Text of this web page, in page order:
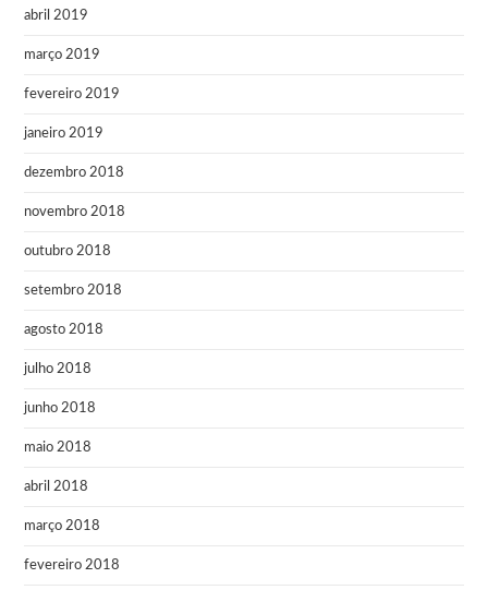
abril 2019
março 2019
fevereiro 2019
janeiro 2019
dezembro 2018
novembro 2018
outubro 2018
setembro 2018
agosto 2018
julho 2018
junho 2018
maio 2018
abril 2018
março 2018
fevereiro 2018